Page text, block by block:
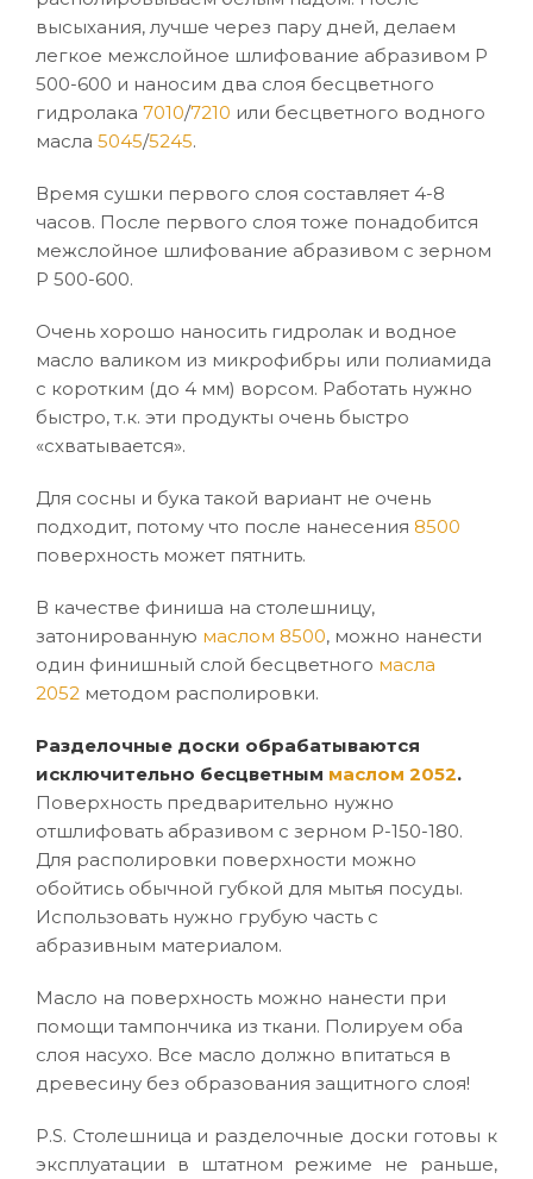
высыхания, лучше через пару дней, делаем
легкое межслойное шлифование абразивом Р
500-600 и наносим два слоя бесцветного
гидролака 7010/7210 или бесцветного водного
масла 5045/5245.
Время сушки первого слоя составляет 4-8
часов. После первого слоя тоже понадобится
межслойное шлифование абразивом с зерном
Р 500-600.
Очень хорошо наносить гидролак и водное
масло валиком из микрофибры или полиамида
с коротким (до 4 мм) ворсом. Работать нужно
быстро, т.к. эти продукты очень быстро
«схватывается».
Для сосны и бука такой вариант не очень
подходит, потому что после нанесения 8500
поверхность может пятнить.
В качестве финиша на столешницу,
затонированную маслом 8500, можно нанести
один финишный слой бесцветного масла
2052 методом располировки.
Разделочные доски обрабатываются
исключительно бесцветным маслом 2052.
Поверхность предварительно нужно
отшлифовать абразивом с зерном Р-150-180.
Для располировки поверхности можно
обойтись обычной губкой для мытья посуды.
Использовать нужно грубую часть с
абразивным материалом.
Масло на поверхность можно нанести при
помощи тампончика из ткани. Полируем оба
слоя насухо. Все масло должно впитаться в
древесину без образования защитного слоя!
P.S. Столешница и разделочные доски готовы к
эксплуатации в штатном режиме не раньше,